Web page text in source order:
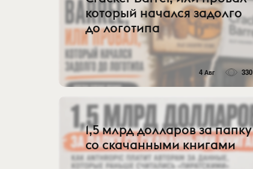
который начался задолго
до логотипа
4 Авг 330
1,5 млрд долларов за папку
со скачанными книгами